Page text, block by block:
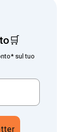
sul tuo